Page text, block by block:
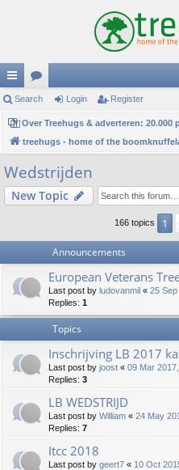
ui
ck
lin
ks
or
u
m
s
Search Login Register
Over Treehugs & adverteren: 20.000
treehugs - home of the
Wedstrijden
New Topic
166 topics 1
Announcements
European Veterans
Last post by ludovanmil « 25
Replies: 1
Topics
Inschrijving LB 2017
Last post by joost « 09 Mar
Replies: 3
LB WEDSTRIJD
Last post by William « 24 May
Replies: 7
Itcc 2018
Last post by geert7 « 10 Oct